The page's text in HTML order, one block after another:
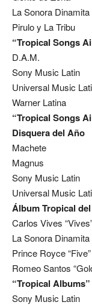
La Sonora Dinamita
Pirulo y La Tribu
“Tropical Songs
D.A.M.
Sony Music Latin
Universal Music
Warner Latina
“Tropical Songs
Disquera del Año
Machete
Magnus
Sony Music Latin
Universal Music
Álbum Tropical
Carlos Vives
La Sonora
Prince Royce “Five”
Romeo Santos
“Tropical
Sony Music Latin